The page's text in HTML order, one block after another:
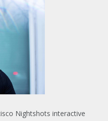
Nightshots interactive